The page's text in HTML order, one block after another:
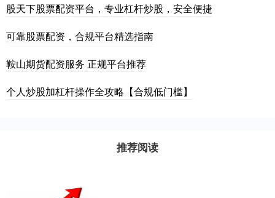
股天下股票配资平台，专业杠杆炒股，安全便捷
可靠股票配资，合规平台精选指南
鞍山期货配资服务 正规平台推荐
个人炒股加杠杆操作全攻略【合规低门槛】
推荐阅读